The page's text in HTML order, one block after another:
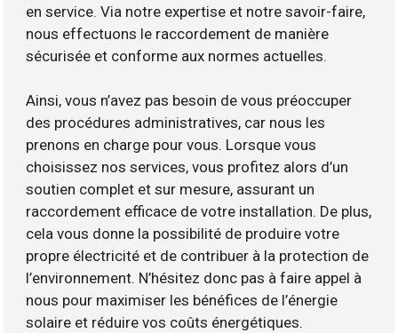
en service. Via notre expertise et notre savoir-faire,
nous effectuons le raccordement de manière
sécurisée et conforme aux normes actuelles.
Ainsi, vous n’avez pas besoin de vous préoccuper
des procédures administratives, car nous les
prenons en charge pour vous. Lorsque vous
choisissez nos services, vous profitez alors d’un
soutien complet et sur mesure, assurant un
raccordement efficace de votre installation. De plus,
cela vous donne la possibilité de produire votre
propre électricité et de contribuer à la protection de
l’environnement. N’hésitez donc pas à faire appel à
nous pour maximiser les bénéfices de l’énergie
solaire et réduire vos coûts énergétiques.